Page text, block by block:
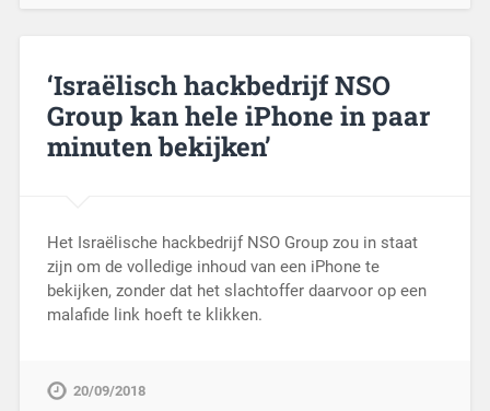
‘Israëlisch hackbedrijf NSO
Group kan hele iPhone in paar
minuten bekijken’
Het Israëlische hackbedrijf NSO Group zou in staat
zijn om de volledige inhoud van een iPhone te
bekijken, zonder dat het slachtoffer daarvoor op een
malafide link hoeft te klikken.
20/09/2018